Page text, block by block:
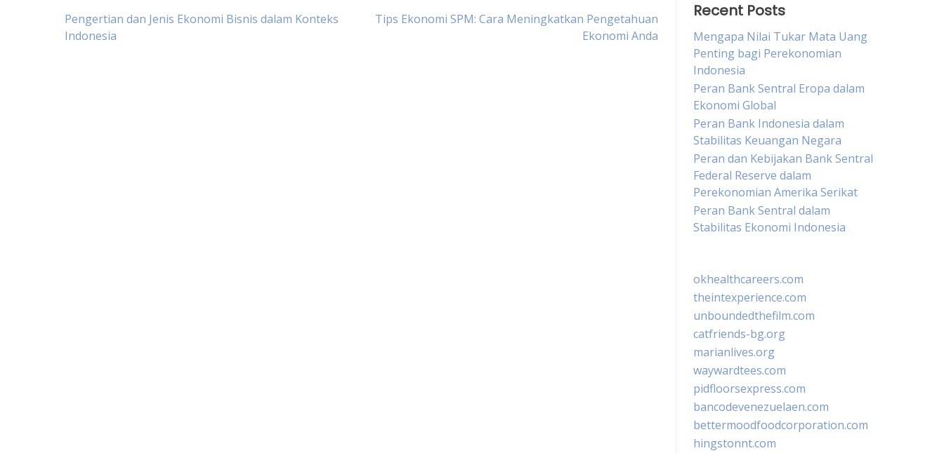
Post
Pengertian dan Jenis Ekonomi Bisnis dalam Konteks
Indonesia
Tips Ekonomi SPM: Cara Meningkatkan Pengetahuan
Ekonomi Anda
Recent Posts
Mengapa Nilai Tukar Mata Uang
Penting bagi Perekonomian
Indonesia
Peran Bank Sentral Eropa dalam
Ekonomi Global
Peran Bank Indonesia dalam
Stabilitas Keuangan Negara
Peran dan Kebijakan Bank Sentral
Federal Reserve dalam
Perekonomian Amerika Serikat
Peran Bank Sentral dalam
Stabilitas Ekonomi Indonesia
okhealthcareers.com
theintexperience.com
unboundedthefilm.com
catfriends-bg.org
marianlives.org
waywardtees.com
pidfloorsexpress.com
bancodevenezuelaen.com
bettermoodfoodcorporation.com
hingstonnt.com